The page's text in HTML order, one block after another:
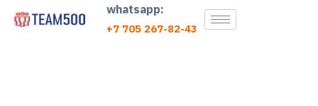
whatsapp:
+7 705 267-82-43